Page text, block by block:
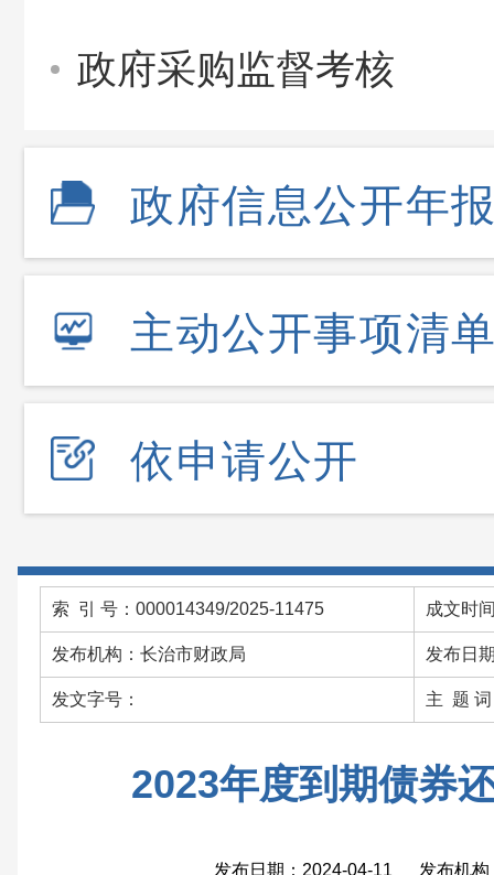
政府采购监督考核
政府信息公开年
主动公开事项清
依申请公开
索 引 号：000014349/2025-11475 成文时
发布机构：长治市财政局 发布日
发文字号： 主 题 词
2023年度到期债券
发布日期：2024-04-11 发布机构